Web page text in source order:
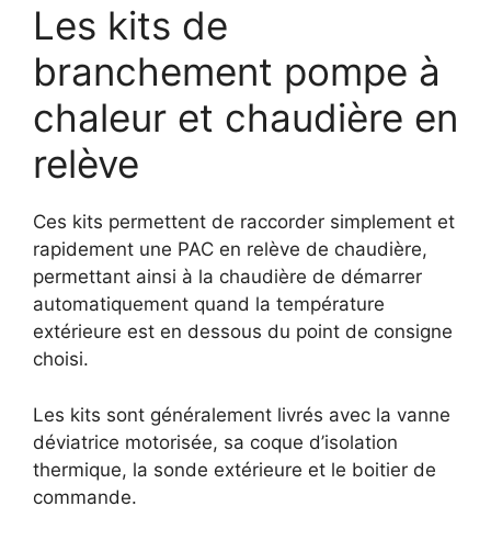
Les kits de
branchement pompe à
chaleur et chaudière en
relève
Ces kits permettent de raccorder simplement et
rapidement une PAC en relève de chaudière,
permettant ainsi à la chaudière de démarrer
automatiquement quand la température
extérieure est en dessous du point de consigne
choisi.
Les kits sont généralement livrés avec la vanne
déviatrice motorisée, sa coque d’isolation
thermique, la sonde extérieure et le boitier de
commande.